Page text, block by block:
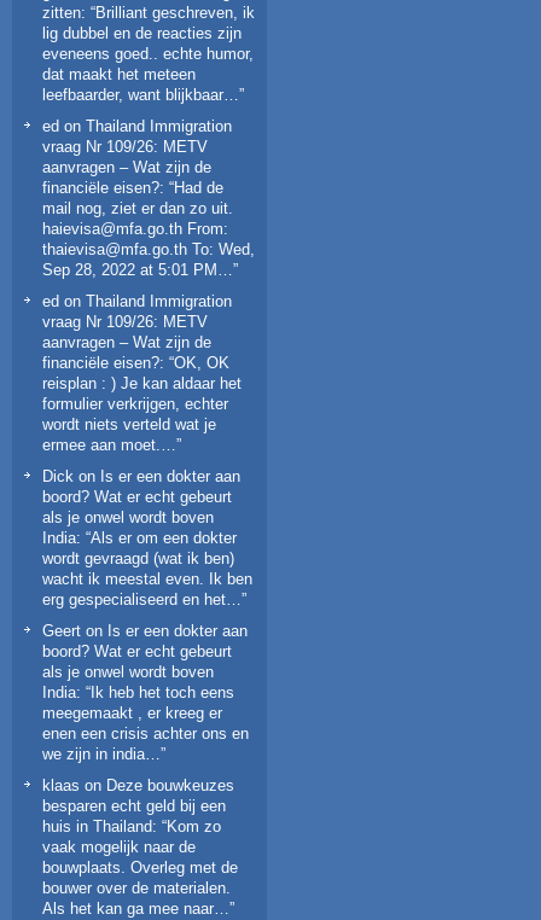
zitten: “Brilliant geschreven, ik
lig dubbel en de reacties zijn
eveneens goed.. echte humor,
dat maakt het meteen
leefbaarder, want blijkbaar… ”
ed on Thailand Immigration
vraag Nr 109/26: METV
aanvragen – Wat zijn de
financiële eisen?: “Had de
mail nog, ziet er dan zo uit.
haievisa@mfa.go.th From:
thaievisa@mfa.go.th To: Wed,
Sep 28, 2022 at 5:01 PM… ”
ed on Thailand Immigration
vraag Nr 109/26: METV
aanvragen – Wat zijn de
financiële eisen?: “OK, OK
reisplan : ) Je kan aldaar het
formulier verkrijgen, echter
wordt niets verteld wat je
ermee aan moet.… ”
Dick on Is er een dokter aan
boord? Wat er echt gebeurt
als je onwel wordt boven
India: “Als er om een dokter
wordt gevraagd (wat ik ben)
wacht ik meestal even. Ik ben
erg gespecialiseerd en het… ”
Geert on Is er een dokter aan
boord? Wat er echt gebeurt
als je onwel wordt boven
India: “ Ik heb het toch eens
meegemaakt , er kreeg er
enen een crisis achter ons en
we zijn in india…”
klaas on Deze bouwkeuzes
besparen echt geld bij een
huis in Thailand: “Kom zo
vaak mogelijk naar de
bouwplaats. Overleg met de
bouwer over de materialen.
Als het kan ga mee naar…”